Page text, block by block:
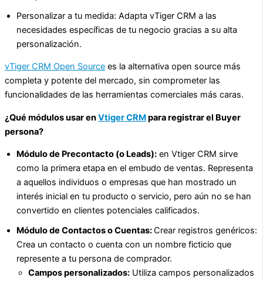
Personalizar a tu medida: Adapta vTiger CRM a las
necesidades específicas de tu negocio gracias a su alta
personalización.
vTiger CRM Open Source es la alternativa open source más
completa y potente del mercado, sin comprometer las
funcionalidades de las herramientas comerciales más caras.
¿Qué módulos usar enVtiger CRMpara registrar el Buyer
persona?
Módulo de Precontacto (o Leads): en Vtiger CRM sirve
como la primera etapa en el embudo de ventas. Representa
a aquellos individuos o empresas que han mostrado un
interés inicial en tu producto o servicio, pero aún no se han
convertido en clientes potenciales calificados.
Módulo de Contactos o Cuentas:Crear registros genéricos:
Crea un contacto o cuenta con un nombre ficticio que
represente a tu persona de comprador.
Campos personalizados: Utiliza campos personalizados